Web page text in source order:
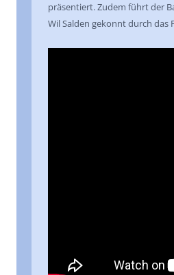
präsentiert. Zudem führt der
Wil Salden gekonnt durch das